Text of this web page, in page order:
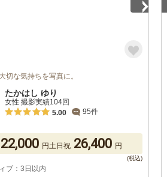
切な気持ちを写真に。
たかはし ゆり
女性 撮影実績104回
5.00
95件
22,000 円土日祝 26,400 円
ブ：3日以内